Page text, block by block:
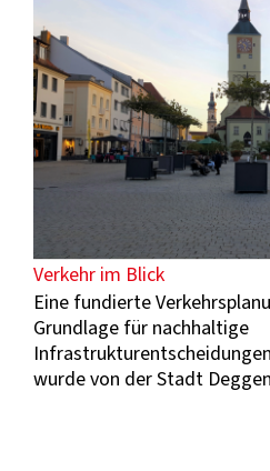
Verkehr im Blick
Eine fundierte
Grundlage für nachhaltige
wurde von der Stadt